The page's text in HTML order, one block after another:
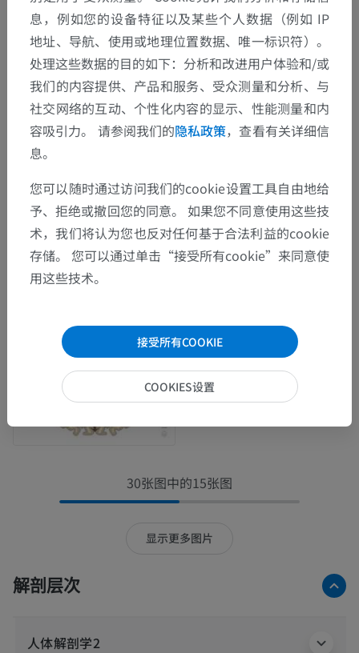
30张图中的15张图
显示更多图片
解剖层次
人体解剖学2
息，例如您的设备特征以及某些个人数据（例如 IP
地址、导航、使用或地理位置数据、唯一标识符）。
处理这些数据的目的如下：分析和改进用户体验和/或
我们的内容提供、产品和服务、受众测量和分析、与
社交网络的互动、个性化内容的显示、性能测量和内
容吸引力。 请参阅我们的隐私政策，查看有关详细信
息。
您可以随时通过访问我们的cookie设置工具自由地给
予、拒绝或撤回您的同意。 如果您不同意使用这些技
术，我们将认为您也反对任何基于合法利益的cookie
存储。 您可以通过单击“接受所有cookie”来同意使
用这些技术。
接受所有COOKIE
COOKIES设置